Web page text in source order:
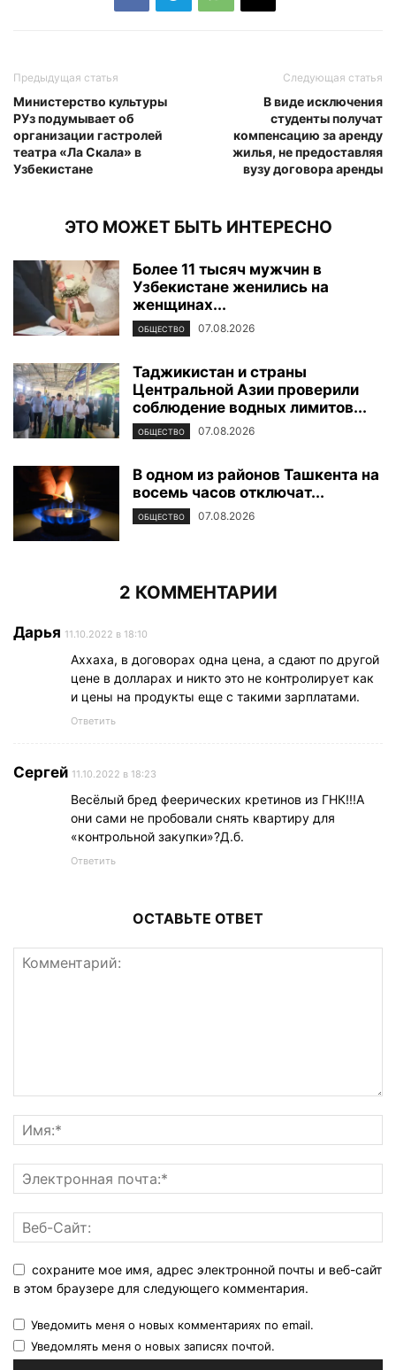
Предыдущая статья
Министерство культуры
РУз подумывает об
организации гастролей
театра «Ла Скала» в
Узбекистане
Следующая статья
В виде исключения
студенты получат
компенсацию за аренду
жилья, не предоставляя
вузу договора аренды
ЭТО МОЖЕТ БЫТЬ ИНТЕРЕСНО
Более 11 тысяч мужчин в
Узбекистане женились на
женщинах...
ОБЩЕСТВО 07.08.2026
Таджикистан и страны
Центральной Азии проверили
соблюдение водных лимитов...
ОБЩЕСТВО 07.08.2026
В одном из районов Ташкента на
восемь часов отключат...
ОБЩЕСТВО 07.08.2026
2 КОММЕНТАРИИ
Дарья 11.10.2022 в 18:10
Аххаха, в договорах одна цена, а сдают по другой
цене в долларах и никто это не контролирует как
и цены на продукты еще с такими зарплатами.
Ответить
Сергей 11.10.2022 в 18:23
Весёлый бред феерических кретинов из ГНК!!!А
они сами не пробовали снять квартиру для
«контрольной закупки»?Д.б.
Ответить
ОСТАВЬТЕ ОТВЕТ
сохраните мое имя, адрес электронной почты и веб-сайт
в этом браузере для следующего комментария.
Уведомить меня о новых комментариях по email.
Уведомлять меня о новых записях почтой.